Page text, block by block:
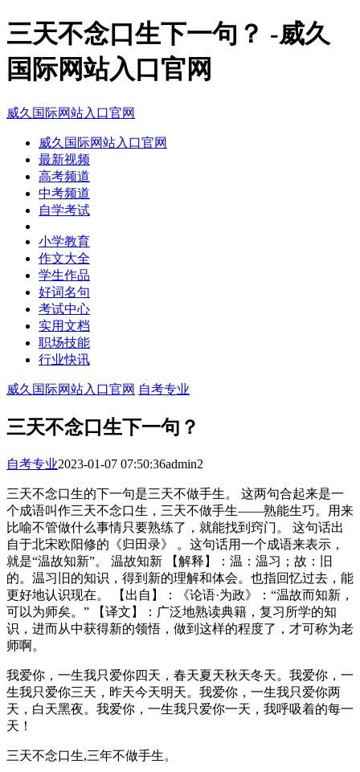
三天不念口生下一句？ -威久
国际网站入口官网
威久国际网站入口官网
威久国际网站入口官网
最新视频
高考频道
中考频道
自学考试
小学教育
作文大全
学生作品
好词名句
考试中心
实用文档
职场技能
行业快讯
威久国际网站入口官网 自考专业
三天不念口生下一句？
自考专业2023-01-07 07:50:36admin2
三天不念口生的下一句是三天不做手生。 这两句合起来是一
个成语叫作三天不念口生，三天不做手生——熟能生巧。用来
比喻不管做什么事情只要熟练了，就能找到窍门。 这句话出
自于北宋欧阳修的《归田录》 。这句话用一个成语来表示，
就是“温故知新”。 温故知新 【解释】：温：温习；故：旧
的。温习旧的知识，得到新的理解和体会。也指回忆过去，能
更好地认识现在。 【出自】：《论语·为政》：“温故而知新，
可以为师矣。” 【译文】：广泛地熟读典籍，复习所学的知
识，进而从中获得新的领悟，做到这样的程度了，才可称为老
师啊。
我爱你，一生我只爱你四天，春天夏天秋天冬天。我爱你，一
生我只爱你三天，昨天今天明天。我爱你，一生我只爱你两
天，白天黑夜。我爱你，一生我只爱你一天，我呼吸着的每一
天！
三天不念口生,三年不做手生。